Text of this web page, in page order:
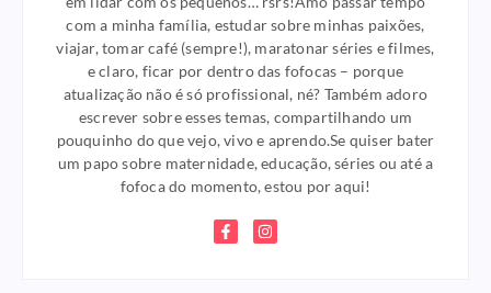
com a minha família, estudar sobre minhas paixões,
viajar, tomar café (sempre!), maratonar séries e filmes,
e claro, ficar por dentro das fofocas – porque
atualização não é só profissional, né? Também adoro
escrever sobre esses temas, compartilhando um
pouquinho do que vejo, vivo e aprendo.Se quiser bater
um papo sobre maternidade, educação, séries ou até a
fofoca do momento, estou por aqui!